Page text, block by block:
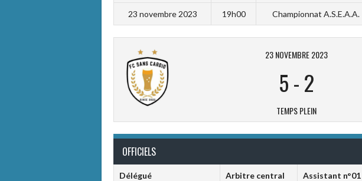
23 novembre 2023 19h00 Championnat A.S.E.A.A.
23 NOVEMBRE 2023
5-2
TEMPS PLEIN
OFFICIELS
Délégué Arbitre central Assistant n°01